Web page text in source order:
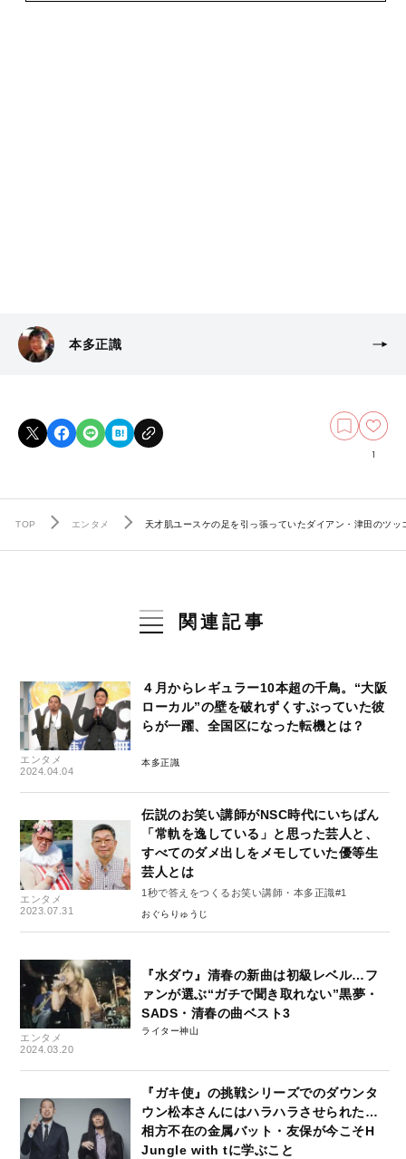
本多正識
1
TOP エンタメ 天才肌ユースケの足を引っ張っていたダイアン・津田のツ
関連記事
エンタメ
2024.04.04
４月からレギュラー10本超の千鳥。“大阪
ローカル”の壁を破れずくすぶっていた彼
らが一躍、全国区になった転機とは？
本多正識
エンタメ
2023.07.31
伝説のお笑い講師がNSC時代にいちばん
「常軌を逸している」と思った芸人と、
すべてのダメ出しをメモしていた優等生
芸人とは
1秒で答えをつくるお笑い講師・本多正識#1
おぐらりゅうじ
エンタメ
2024.03.20
『水ダウ』清春の新曲は初級レベル…フ
ァンが選ぶ“ガチで聞き取れない”黒夢・
SADS・清春の曲ベスト3
ライター神山
『ガキ使』の挑戦シリーズでのダウンタ
ウン松本さんにはハラハラさせられた…
相方不在の金属バット・友保が今こそH
Jungle with tに学ぶこと